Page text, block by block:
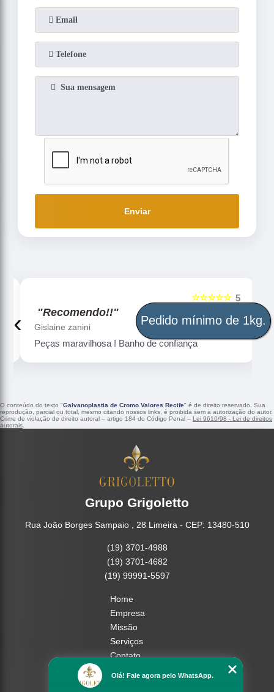
Enviar
5
☆☆☆☆☆
"Recomendo!!"
Gislaine zanini
Peças maravilhosa ! Banho de confiança
‹ ›
O conteúdo do texto "Galvanoplastia de Cromo Valores Recife" é de direito reservado. Sua
reprodução, parcial ou total, mesmo citando nossos links, é proibida sem a autorização do autor.
Crime de violação de direito autoral – artigo 184 do Código Penal – Lei 9610/98 - Lei de direitos
autorais
Grupo Grigoletto
Rua João Borges Sampaio , 28 Limeira - CEP: 13480-510
(19) 3701-4988
(19) 3701-4682
(19) 99991-5597
Home
Empresa
Missão
Serviços
Contato
Olá! Fale agora pelo WhatsApp.
Pedido mínimo de 1kg.